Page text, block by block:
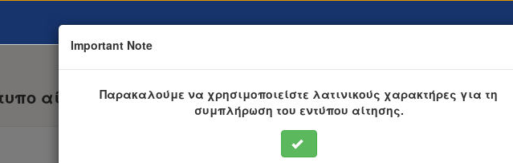
Important Note
Παρακαλούμε να χρησιμοποιείστε λατινικούς χαρακτήρες για τη
συμπλήρωση του εντύπου αίτησης.
αίτησης